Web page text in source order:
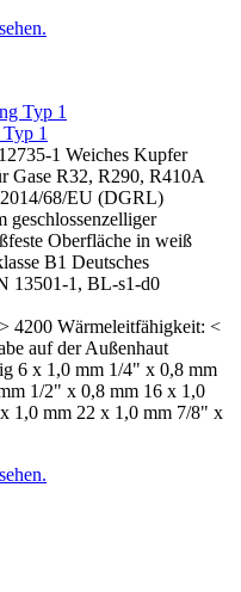
1
1 Weiches Kupfer
Gase R32, R290, R410A
68/EU (DGRL)
geschlossenzelliger
Oberfläche in weiß
B1 Deutsches
13501-1, BL-s1-d0
4200 Wärmeleitfähigkeit: <
auf der Außenhaut
6 x 1,0 mm 1/4" x 0,8 mm
1/2" x 0,8 mm 16 x 1,0
1,0 mm 22 x 1,0 mm 7/8" x